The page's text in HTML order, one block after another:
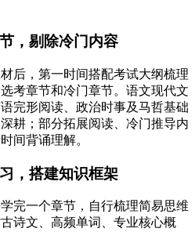
，剔除冷门内容
后，第一时间搭配考试大纲梳理
考章节和冷门章节。语文现代文
完形阅读、政治时事及马哲基础
耕；部分拓展阅读、冷门推导内
间背诵理解。
，搭建知识框架
完一个章节，自行梳理简易思维
诗文、高频单词、专业核心概